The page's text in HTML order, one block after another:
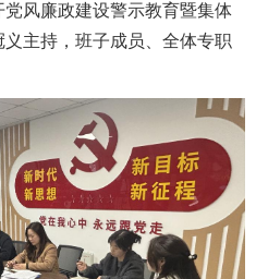
风廉政建设警示教育暨集体
主持，班子成员、全体专职